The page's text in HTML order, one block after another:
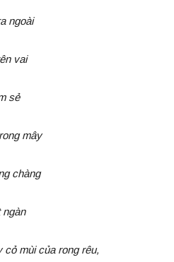
ngoài
vai
sẻ
mây
chàng
ngàn
mùi của rong rêu,